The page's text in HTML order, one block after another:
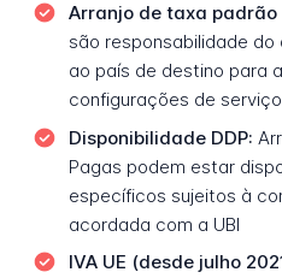
Arranjo de taxa padrão
são responsabilidade
ao país de destino para
configurações de serviço
Disponibilidade DDP:
Pagas podem estar
específicos sujeitos à
acordada com a UBI
IVA UE (desde julho